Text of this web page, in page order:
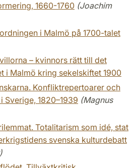
1660-1760 (Joachim
i Malmö på 1700-talet
– kvinnors rätt till det
i Malmö kring sekelskiftet 1900
Konfliktrepertoarer och
Sverige, 1820–1939 (Magnus
Totalitarism som idé, stat
svenska kulturdebatt